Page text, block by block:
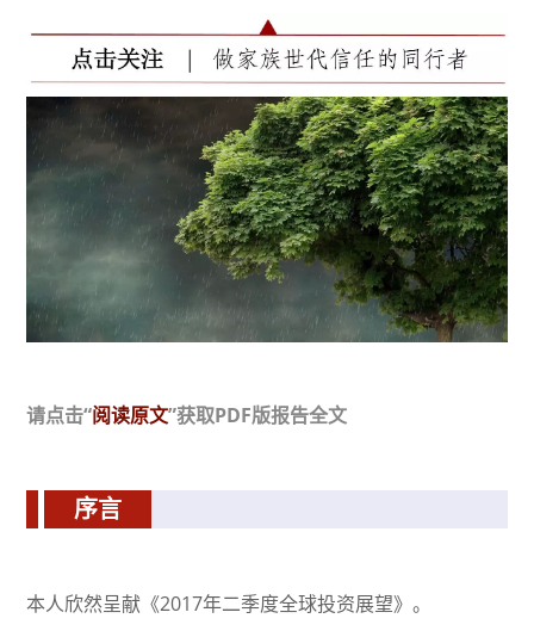
请点击“阅读原文”获取PDF版报告全文
序言
本人欣然呈献《2017年二季度全球投资展望》。